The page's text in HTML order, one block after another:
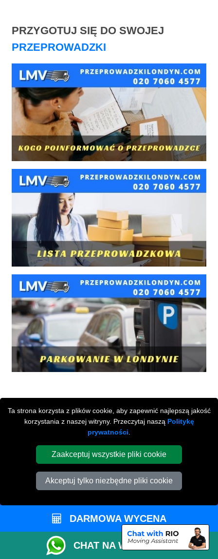
Ta strona korzysta z plików cookie, aby zapewnić najlepszą jakość
korzystania z naszej witryny. Przeczytaj naszą Politykę
prywatności
Zaakceptuj wszystkie pliki cookie
Akceptuj tylko niezbędne pliki cookie
PRZYGOTUJ SIĘ DO SWOJEJ
PRZEPROWADZKI
Przeprowadzki Londyn
673 Seven Sisters Road
N15 5LA London, UK
DARMOWA WYCENA
CHAT NA WHATSAPP